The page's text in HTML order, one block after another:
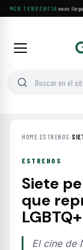
EN TENDENCIA
Más de 160 estrenos llegan
HOME›ESTRENOS ›
ESTRENOS
Siete
que
El cine de